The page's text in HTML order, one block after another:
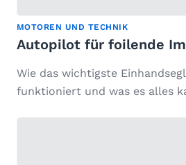
MOTOREN UND TECHNIK
Autopilot für foilende
Wie das wichtigste
funktioniert und was es alles